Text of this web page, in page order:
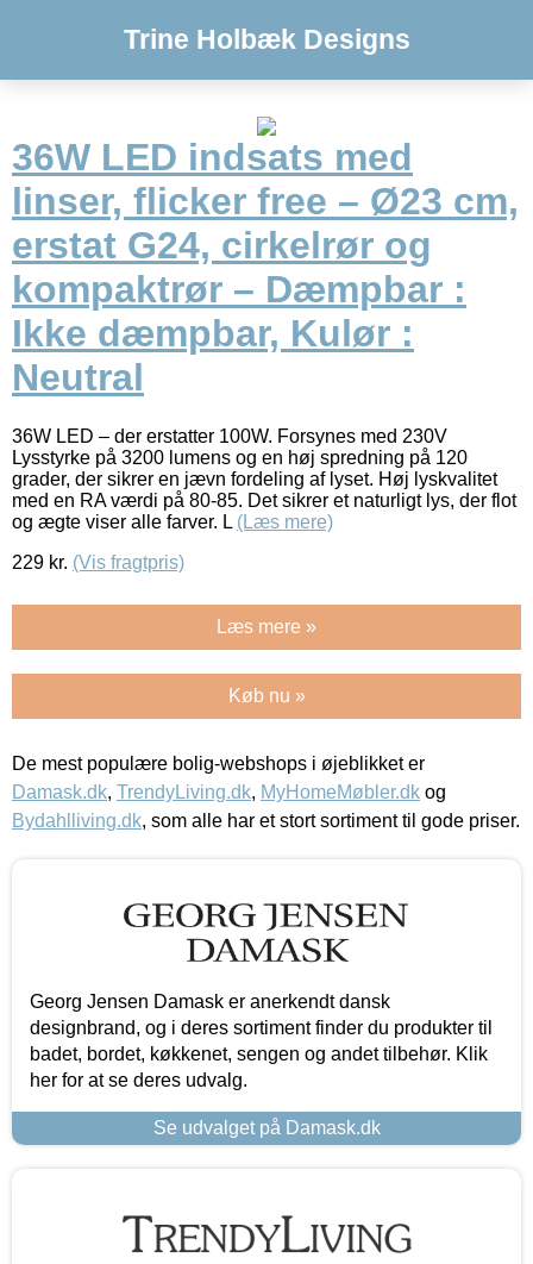
Trine Holbæk Designs
36W LED indsats med
linser, flicker free – Ø23 cm,
erstat G24, cirkelrør og
kompaktrør – Dæmpbar :
Ikke dæmpbar, Kulør :
Neutral
36W LED – der erstatter 100W. Forsynes med 230V
Lysstyrke på 3200 lumens og en høj spredning på 120
grader, der sikrer en jævn fordeling af lyset. Høj lyskvalitet
med en RA værdi på 80-85. Det sikrer et naturligt lys, der flot
og ægte viser alle farver. L (Læs mere)
229 kr. (Vis fragtpris)
Læs mere »
Køb nu »
De mest populære bolig-webshops i øjeblikket er
Damask.dk, TrendyLiving.dk, MyHomeMøbler.dk og
Bydahlliving.dk, som alle har et stort sortiment til gode priser.
Georg Jensen Damask er anerkendt dansk
designbrand, og i deres sortiment finder du produkter til
badet, bordet, køkkenet, sengen og andet tilbehør. Klik
her for at se deres udvalg.
Se udvalget på Damask.dk